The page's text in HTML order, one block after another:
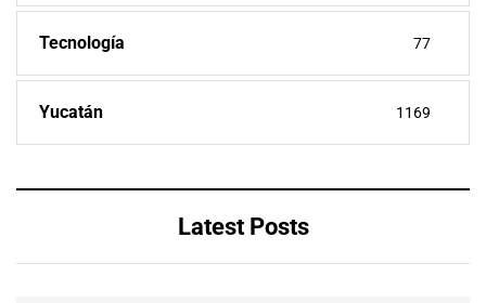
Tecnología 77
Yucatán 1169
Latest Posts